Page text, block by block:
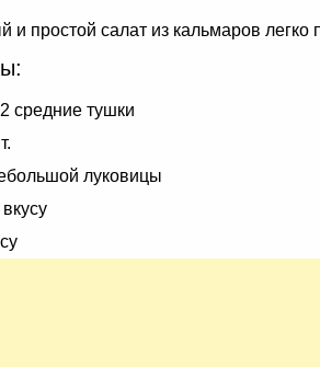
и простой салат из кальмаров
средние тушки
луковицы